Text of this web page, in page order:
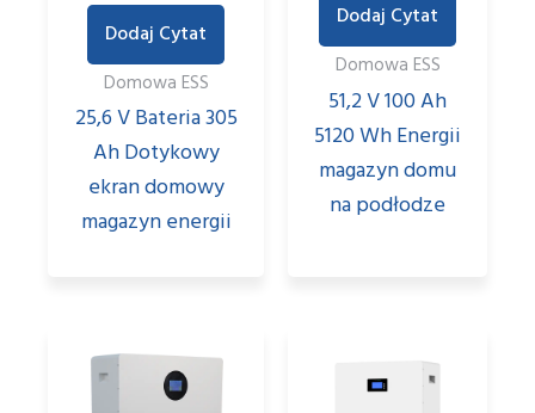
Dodaj Cytat
Domowa ESS
25,6 V Bateria 305
Ah Dotykowy
ekran domowy
magazyn energii
Dodaj Cytat
Domowa ESS
51,2 V 100 Ah
5120 Wh Energii
magazyn domu
na podłodze